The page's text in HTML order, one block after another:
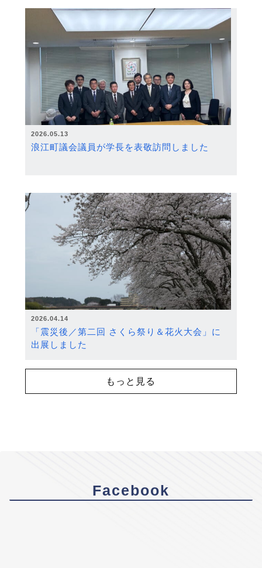
2026.05.13
浪江町議会議員が学長を表敬訪問しました
2026.04.14
「震災後／第二回 さくら祭り＆花火大会」に
出展しました
もっと見る
Facebook